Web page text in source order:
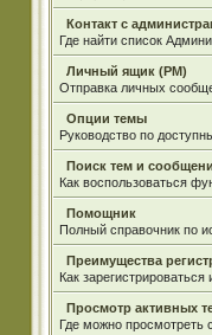
Контакт с
Где найти список
Личный ящик (PM)
Отправка личных
Опции темы
Руководство по
Поиск тем и
Как воспользоваться
Помощник
Полный справочник по
Преимущества
Как
Просмотр активных
Где можно просмотреть